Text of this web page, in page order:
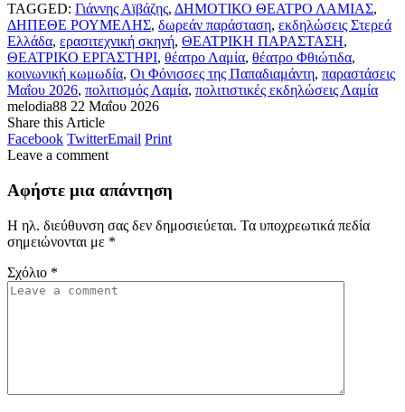
TAGGED: Γιάννης Αϊβάζης, ΔΗΜΟΤΙΚΟ ΘΕΑΤΡΟ ΛΑΜΙΑΣ,
ΔΗΠΕΘΕ ΡΟΥΜΕΛΗΣ, δωρεάν παράσταση, εκδηλώσεις Στερεά
Ελλάδα, ερασιτεχνική σκηνή, ΘΕΑΤΡΙΚΗ ΠΑΡΑΣΤΑΣΗ,
ΘΕΑΤΡΙΚΟ ΕΡΓΑΣΤΗΡΙ, θέατρο Λαμία, θέατρο Φθιώτιδα,
κοινωνική κωμωδία, Οι Φόνισσες της Παπαδιαμάντη, παραστάσεις
Μαΐου 2026, πολιτισμός Λαμία, πολιτιστικές εκδηλώσεις Λαμία
melodia88 22 Μαΐου 2026
Share this Article
Facebook TwitterEmail Print
Leave a comment
Αφήστε μια απάντηση
Η ηλ. διεύθυνση σας δεν δημοσιεύεται. Τα υποχρεωτικά πεδία
σημειώνονται με *
Σχόλιο *